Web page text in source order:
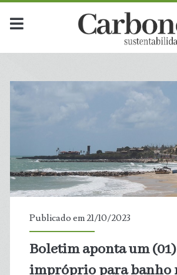
Publicado em 21/10/2023
Boletim aponta um
impróprio para banho